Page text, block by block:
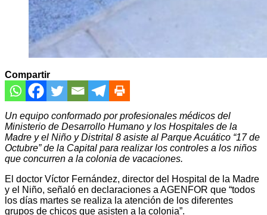
Compartir
Un equipo conformado por profesionales médicos del
Ministerio de Desarrollo Humano y los Hospitales de la
Madre y el Niño y Distrital 8 asiste al Parque Acuático “17 de
Octubre” de la Capital para realizar los controles a los niños
que concurren a la colonia de vacaciones.
El doctor Víctor Fernández, director del Hospital de la Madre
y el Niño, señaló en declaraciones a AGENFOR que “todos
los días martes se realiza la atención de los diferentes
grupos de chicos que asisten a la colonia”.